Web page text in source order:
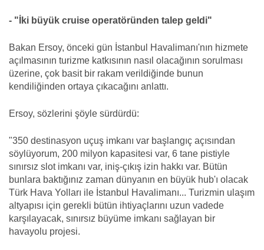
- "İki büyük cruise operatöründen talep geldi"
Bakan Ersoy, önceki gün İstanbul Havalimanı'nın hizmete
açılmasının turizme katkısının nasıl olacağının sorulması
üzerine, çok basit bir rakam verildiğinde bunun
kendiliğinden ortaya çıkacağını anlattı.
Ersoy, sözlerini şöyle sürdürdü:
"350 destinasyon uçuş imkanı var başlangıç açısından
söylüyorum, 200 milyon kapasitesi var, 6 tane pistiyle
sınırsız slot imkanı var, iniş-çıkış izin hakkı var. Bütün
bunlara baktığınız zaman dünyanın en büyük hub'ı olacak
Türk Hava Yolları ile İstanbul Havalimanı... Turizmin ulaşım
altyapısı için gerekli bütün ihtiyaçlarını uzun vadede
karşılayacak, sınırsız büyüme imkanı sağlayan bir
havayolu projesi.